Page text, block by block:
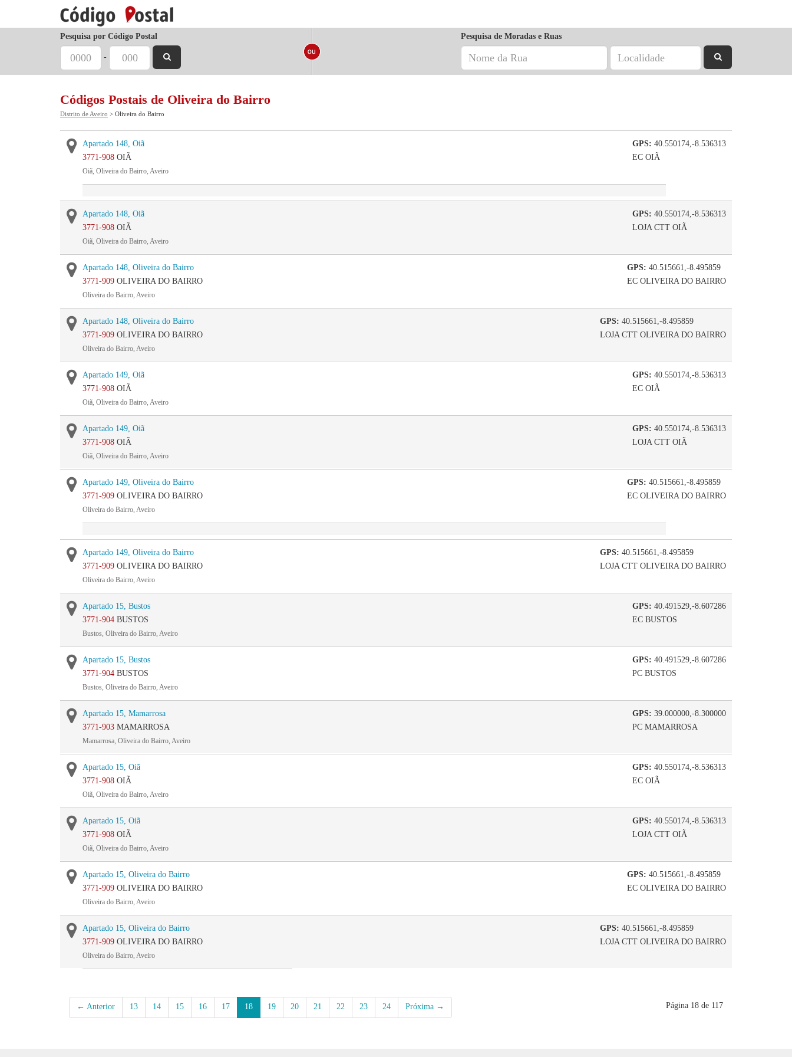
Pesquisa por Código Postal
-
Pesquisa de Moradas e Ruas
Códigos Postais de Oliveira do Bairro
Distrito de Aveiro > Oliveira do Bairro
GPS: 40.550174,-8.536313
EC OIÃ
Apartado 148, Oiã
3771-908 OIÃ
Oiã, Oliveira do Bairro, Aveiro
GPS: 40.550174,-8.536313
LOJA CTT OIÃ
Apartado 148, Oiã
3771-908 OIÃ
Oiã, Oliveira do Bairro, Aveiro
GPS: 40.515661,-8.495859
EC OLIVEIRA DO BAIRRO
Apartado 148, Oliveira do Bairro
3771-909 OLIVEIRA DO BAIRRO
Oliveira do Bairro, Aveiro
GPS: 40.515661,-8.495859
LOJA CTT OLIVEIRA DO BAIRRO
Apartado 148, Oliveira do Bairro
3771-909 OLIVEIRA DO BAIRRO
Oliveira do Bairro, Aveiro
GPS: 40.550174,-8.536313
EC OIÃ
Apartado 149, Oiã
3771-908 OIÃ
Oiã, Oliveira do Bairro, Aveiro
GPS: 40.550174,-8.536313
LOJA CTT OIÃ
Apartado 149, Oiã
3771-908 OIÃ
Oiã, Oliveira do Bairro, Aveiro
GPS: 40.515661,-8.495859
EC OLIVEIRA DO BAIRRO
Apartado 149, Oliveira do Bairro
3771-909 OLIVEIRA DO BAIRRO
Oliveira do Bairro, Aveiro
GPS: 40.515661,-8.495859
LOJA CTT OLIVEIRA DO BAIRRO
Apartado 149, Oliveira do Bairro
3771-909 OLIVEIRA DO BAIRRO
Oliveira do Bairro, Aveiro
GPS: 40.491529,-8.607286
EC BUSTOS
Apartado 15, Bustos
3771-904 BUSTOS
Bustos, Oliveira do Bairro, Aveiro
GPS: 40.491529,-8.607286
PC BUSTOS
Apartado 15, Bustos
3771-904 BUSTOS
Bustos, Oliveira do Bairro, Aveiro
GPS: 39.000000,-8.300000
PC MAMARROSA
Apartado 15, Mamarrosa
3771-903 MAMARROSA
Mamarrosa, Oliveira do Bairro, Aveiro
GPS: 40.550174,-8.536313
EC OIÃ
Apartado 15, Oiã
3771-908 OIÃ
Oiã, Oliveira do Bairro, Aveiro
GPS: 40.550174,-8.536313
LOJA CTT OIÃ
Apartado 15, Oiã
3771-908 OIÃ
Oiã, Oliveira do Bairro, Aveiro
GPS: 40.515661,-8.495859
EC OLIVEIRA DO BAIRRO
Apartado 15, Oliveira do Bairro
3771-909 OLIVEIRA DO BAIRRO
Oliveira do Bairro, Aveiro
GPS: 40.515661,-8.495859
LOJA CTT OLIVEIRA DO BAIRRO
Apartado 15, Oliveira do Bairro
3771-909 OLIVEIRA DO BAIRRO
Oliveira do Bairro, Aveiro
← Anterior 13 14 15 16 17 18 19 20 21 22 23 24 Próxima → Página 18 de 117